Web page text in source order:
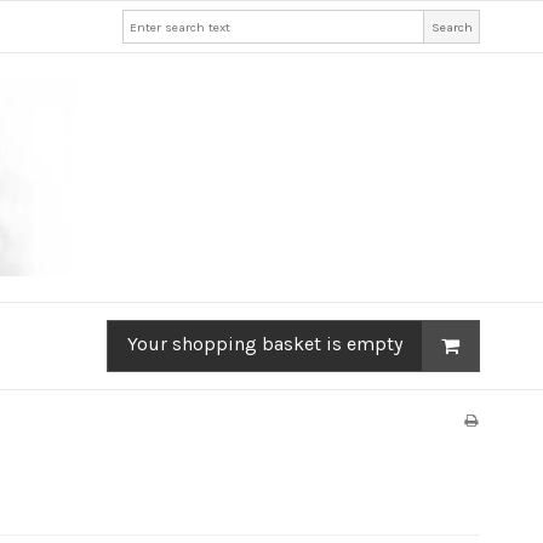
Search
Your shopping basket is empty